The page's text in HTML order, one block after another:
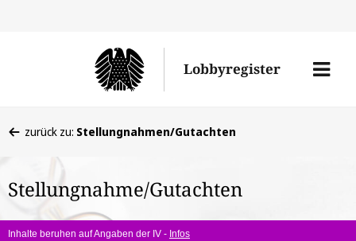
Lobbyregister
Menü
befinden
hier:
zurück zu: Stellungnahmen/Gutachten
Stellungnahme/Gutachten
Inhalte beruhen auf Angaben der IV - Infos